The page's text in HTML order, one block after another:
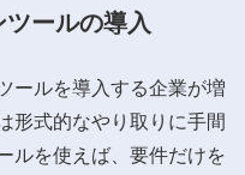
ールの導入
ールを導入する企業が増
形式的なやり取りに手間
ルを使えば、要件だけを